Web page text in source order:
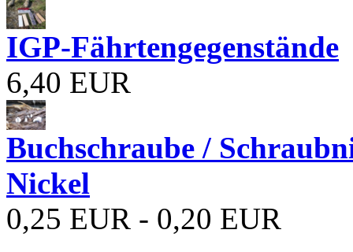
IGP-Fährtengegenstände
6,40 EUR
Buchschraube /
Nickel
0,25 EUR - 0,20 EUR